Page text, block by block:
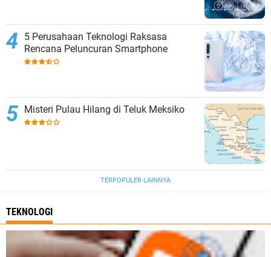
5 Perusahaan Teknologi Raksasa
Rencana Peluncuran Smartphone
Misteri Pulau Hilang di Teluk Meksiko
TERPOPULER LAINNYA
TEKNOLOGI